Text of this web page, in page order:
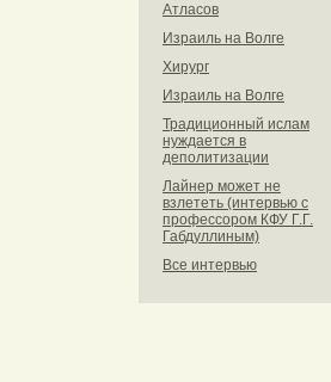
Атласов
Израиль на Волге
Хирург
Израиль на Волге
Традиционный ислам
нуждается в
деполитизации
Лайнер может не
взлететь (интервью с
профессором КФУ Г.Г.
Габдуллиным)
Все интервью